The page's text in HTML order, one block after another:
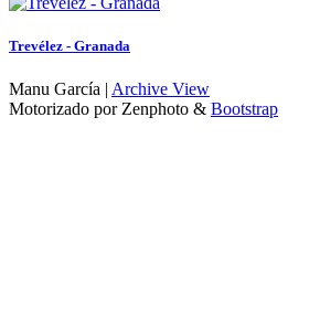
Trevélez - Granada
Manu García | Archive View
Motorizado por Zenphoto & Bootstrap